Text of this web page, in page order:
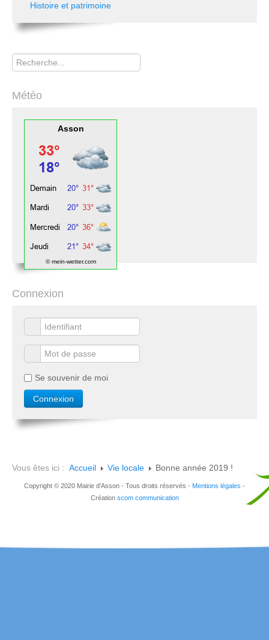
Histoire et patrimoine
Rechercher
Météo
Asson
© mein-wetter.com
Connexion
Se souvenir de moi
Vous êtes ici : Accueil Vie locale Bonne année 2019 !
Copyright © 2020 Mairie d'Asson - Tous droits réservés - Mentions légales -
Création scom communication